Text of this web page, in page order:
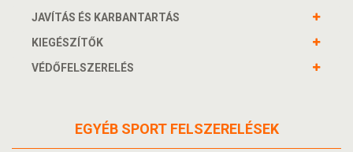
JAVÍTÁS ÉS KARBANTARTÁS
KIEGÉSZÍTŐK
VÉDŐFELSZERELÉS
EGYÉB SPORT FELSZERELÉSEK